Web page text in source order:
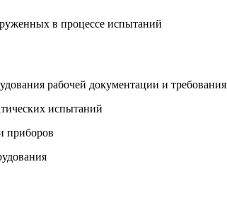
в процессе испытаний
рабочей документации и
испытаний
приборов